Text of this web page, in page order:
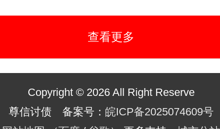
查看更多
Copyright © 2026 All Right Reserve
尊信讨债 备案号： 皖ICP备2025074609号